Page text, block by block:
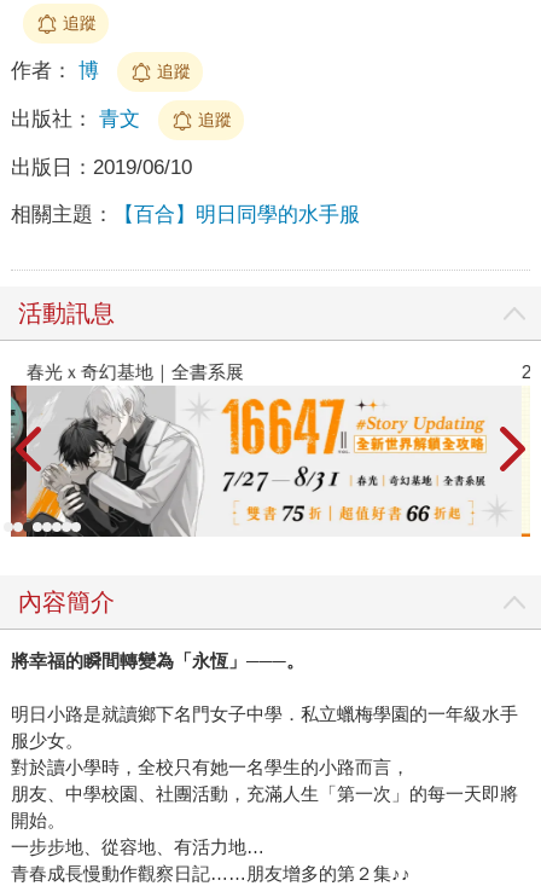
追蹤
作者： 博 追蹤
出版社： 青文 追蹤
出版日： 2019/06/10
相關主題： 【百合】明日同學的水手服
活動訊息
春光ｘ奇幻基地｜全書系展
內容簡介
將幸福的瞬間轉變為「永恆」───。
明日小路是就讀鄉下名門女子中學．私立蠟梅學園的一年級水手
服少女。
對於讀小學時，全校只有她一名學生的小路而言，
朋友、中學校園、社團活動，充滿人生「第一次」的每一天即將
開始。
一步步地、從容地、有活力地…
青春成長慢動作觀察日記……朋友增多的第２集♪♪